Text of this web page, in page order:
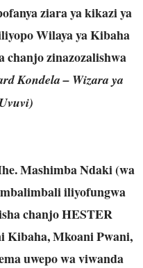
ziara ya kikazi ya
Wilaya ya Kibaha
zinazozalishwa
Kondela – Wizara ya
Mashimba Ndaki (wa
iliyofungwa
chanjo HESTER
Kibaha, Mkoani Pwani,
uwepo wa viwanda